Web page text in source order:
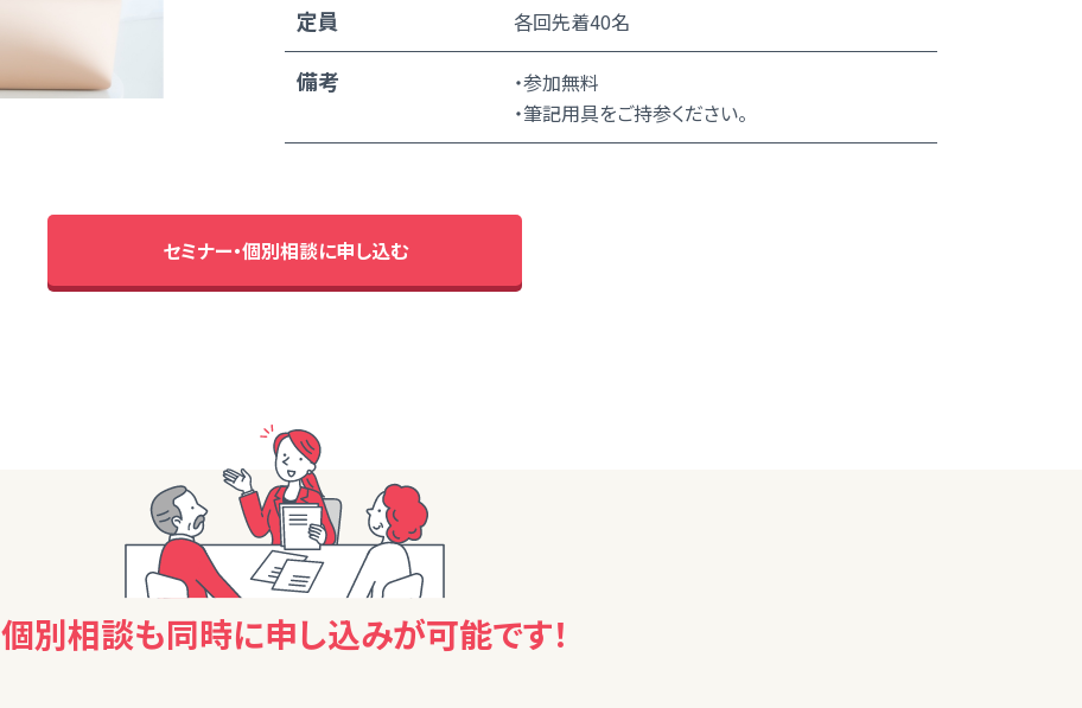
定員 各回先着40名
備考
・参加無料
・筆記用具をご持参ください。
セミナー・個別相談に申し込む
個別相談も同時に申し込みが可能です！